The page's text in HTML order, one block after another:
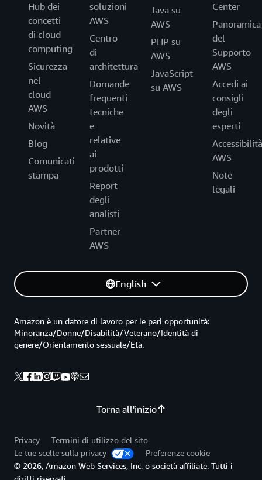
Hub dei
concetti
di cloud
computing
Sicurezza
nel
cloud
AWS
Novità
Blog
Comunicati
stampa
soluzioni
AWS
Centro
di
architettura
Domande
frequenti
tecniche
e
relative
ai
prodotti
Report
degli
analisti
Partner
AWS
Java su
AWS
PHP su
AWS
JavaScript
su AWS
Center
Panoramica
del
Supporto
AWS
Accedi ai
consigli
degli
esperti
Accessibilità
AWS
Note
legali
English
Torna all'inizio
Amazon è un datore di lavoro per le pari opportunità:
Minoranza/Donne/Disabilità/Veterano/Identità di
genere/Orientamento sessuale/Età.
Privacy
Termini di utilizzo del sito
Le tue scelte sulla privacy
Preferenze cookie
© 2026, Amazon Web Services, Inc. o società affiliate. Tutti i